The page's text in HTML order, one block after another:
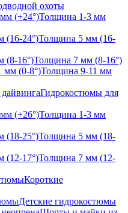
охоты
Толщина 1-3 мм
Толщина 5 мм (16-
Толщина 7 мм (8-16°)
Толщина 9-11 мм
Гидрокостюмы для
Толщина 1-3 мм
Толщина 5 мм (18-
Толщина 7 мм (12-
Короткие
Детские гидрокостюмы